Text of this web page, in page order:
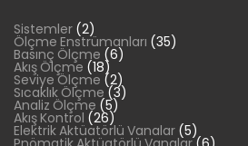
Sistemler 22
ürün
Ölçme Enstrümanları 3535
ürün
Basınç Ölçme 66
ürün
Akış Ölçme 1818
ürün
Seviye Ölçme 22
ürün
Sıcaklık Ölçme 33
ürün
Analiz Ölçme 55
ürün
Akış Kontrol 2626
ürün
Elektrik Aktüatörlü Vanalar 55
ürün
6